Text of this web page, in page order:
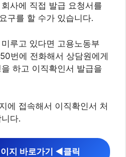
사에 직접 발급 요청서를
구를 할 수가 있습니다.
루고 있다면 고용노동부
번에 전화해서 상담원에게
하고 이직확인서 발급을
에 접속해서 이직확인서 처
다.
지 바로가기 ◀︎클릭